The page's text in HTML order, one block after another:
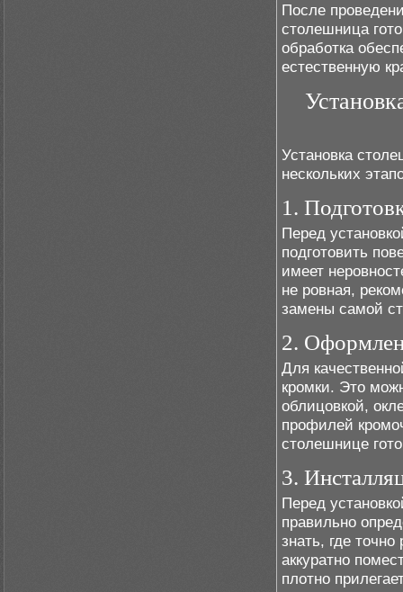
После
столешница
обработка
естественную
Установка
нескольких
1.
Перед
подготовить
имеет
не ровная,
замены самой
2.
Для
кромки. Это
облицовкой,
профилей
столешнице
3.
Перед
правильно
знать, где
аккуратно
плотно